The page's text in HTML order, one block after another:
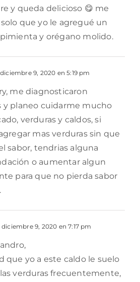
y queda delicioso 😋 me
que yo le agregué un
y orégano molido.
diciembre 9, 2020 en 5:19 pm
me diagnosticaron
y planeo cuidarme mucho
verduras y caldos, si
mas verduras sin que
sabor, tendrias alguna
o aumentar algun
para que no pierda sabor
diciembre 9, 2020 en 7:17 pm
que yo a este caldo le suelo
verduras frecuentemente,